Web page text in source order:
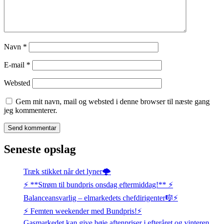
Navn *
E-mail *
Websted
Gem mit navn, mail og websted i denne browser til næste gang
jeg kommenterer.
Seneste opslag
Træk stikket når det lyner🌩️
⚡️ **Strøm til bundpris onsdag eftermiddag!** ⚡️
Balanceansvarlig – elmarkedets chefdirigenter🎼⚡
⚡️ Femten weekender med Bundpris!⚡️